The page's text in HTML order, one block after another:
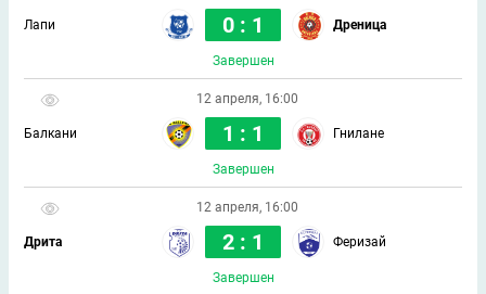
Лапи 0 : 1 Дреница
Завершен
12 апреля, 16:00
Балкани 1 : 1 Гнилане
Завершен
12 апреля, 16:00
Дрита 2 : 1 Феризай
Завершен